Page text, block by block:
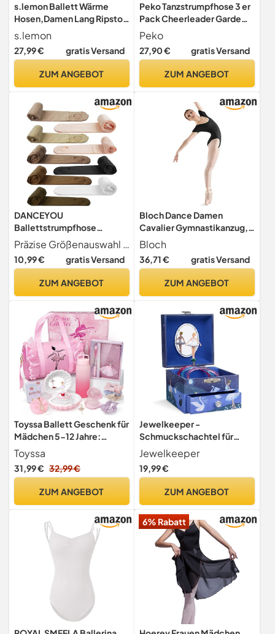
s.lemon Ballett Wärme
Hosen,Damen Lang Ripstop
Hose Wärmehose für Tanz
Schwarz M
s.lemon
27,99 € gratis Versand
ZUM ANGEBOT
Peko Tanzstrumpfhose 3 er
Pack Cheerleader Garde
Tanzmariechen Ballett
90den Strumpfhose mit
Glanz make up
38, 40, Regular, Regular,
Peko
27,90 € gratis Versand
ZUM ANGEBOT
DANCEYOU
Ballettstrumpfhose
Tanzstrumpfhosen für
Mädchen Kinder und Damen
mit Loch Rosa XL
Präzise Größenauswahl für jede Körpergröße - XSC SC(S) bis XXLA(XXL) (84 185 cm) Ob Kind, Teenager oder Erwachsene Unsere Größentabelle (inkl. Körperhöhen-Empfehlung) hilft, die perfekte Passform zu finden. Endlich Strumpfhosen, die nicht zu kurz oder eng sind! (Kundenstimme)
10,99 € gratis Versand
ZUM ANGEBOT
Bloch Dance Damen
Cavalier Gymnastikanzug,
kurzärmelig, Schwarz,
Größe L
Bloch
36,71 € gratis Versand
ZUM ANGEBOT
Toyssa Ballett Geschenk für
Mädchen 5-12 Jahre:
Sporttasche, Spieluhr,
Wasserflasche, Glitzer
Notizbuch, Halskette -
Jahren
Toyssa
31,99 € 32,99 €
ZUM ANGEBOT
Jewelkeeper -
Schmuckschachtel für
Mädchen mit Musik und sich
drehender Ballerina mit
ausziehbarer Schublade,
Schwanensee Melodie
Jewelkeeper
19,99 €
ZUM ANGEBOT
6% Rabatt